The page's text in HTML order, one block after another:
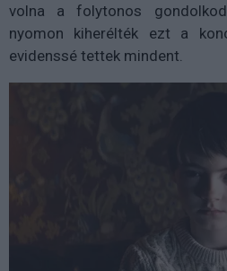
volna a folytonos
nyomon kiherélték ezt a
evidenssé tettek mindent.